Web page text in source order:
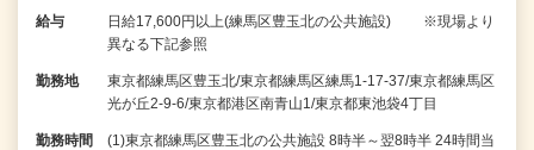
給与
日給17,600円以上(練馬区豊玉北の公共施設) ※現場より
異なる下記参照
勤務地
東京都練馬区豊玉北/東京都練馬区練馬1-17-37/東京都練馬区
光が丘2-9-6/東京都港区南青山1/東京都東池袋4丁目
勤務時間
(1)東京都練馬区豊玉北の公共施設 8時半～翌8時半 24時間当